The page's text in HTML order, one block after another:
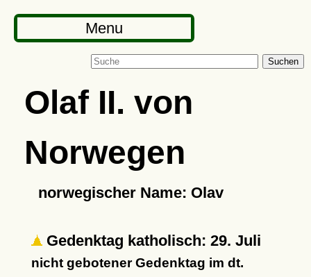
Menu
Suchen
Olaf II. von
Norwegen
norwegischer Name: Olav
Gedenktag katholisch: 29. Juli
nicht gebotener Gedenktag im dt.